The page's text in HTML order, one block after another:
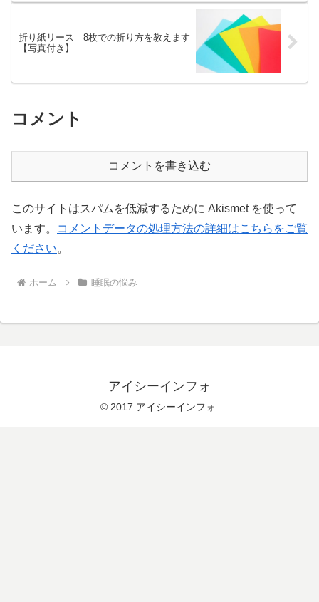
折り紙リース 8枚での折り方を教えます
【写真付き】
コメント
コメントを書き込む
このサイトはスパムを低減するために Akismet を使って
います。
コメントデータの処理方法の詳細はこちらをご覧
ください。
ホーム 睡眠の悩み
アイシーインフォ
© 2017 アイシーインフォ.